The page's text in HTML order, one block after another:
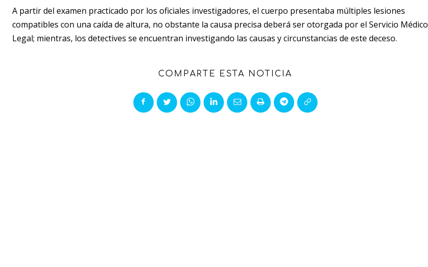
A partir del examen practicado por los oficiales investigadores, el cuerpo presentaba múltiples lesiones
compatibles con una caída de altura, no obstante la causa precisa deberá ser otorgada por el Servicio Médico
Legal; mientras, los detectives se encuentran investigando las causas y circunstancias de este deceso.
COMPARTE ESTA NOTICIA